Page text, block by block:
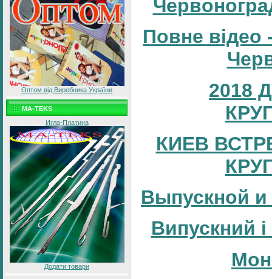
Оптом від Виробника України
MA-TEKS
Игла-Платина
Додати товари
Повне відео
2018
КИЕВ
Выпускной и
Випускний